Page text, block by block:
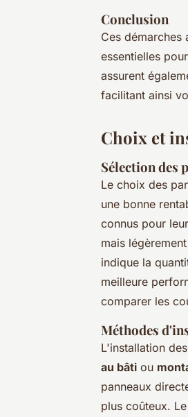
Conclusion
Ces
essentielles
assurent
facilitant ainsi
Choix et
Sélection des
Le choix des
une bonne
connus pour
mais
indique la
meilleure
comparer les
Méthodes
L'installation
au bâti ou
panneaux
plus coûteux.